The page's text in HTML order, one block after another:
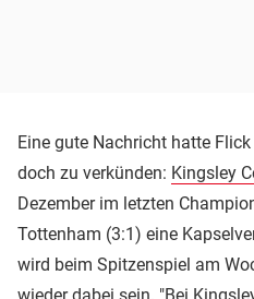
Eine gute Nachricht hatte
doch zu verkünden: Kingsley
Dezember im letzten
Tottenham (3:1) eine
wird beim Spitzenspiel am
wieder dabei sein. "Bei